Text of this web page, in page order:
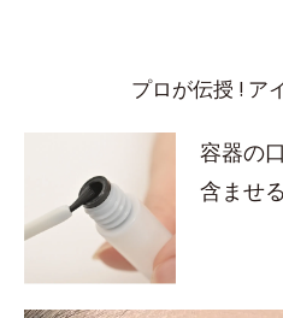
プロが伝授 ! ア
容器の
含ませ